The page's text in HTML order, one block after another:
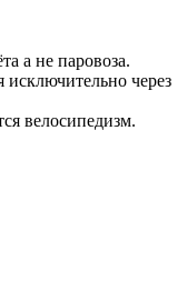
а не паровоза.
через
велосипедизм.